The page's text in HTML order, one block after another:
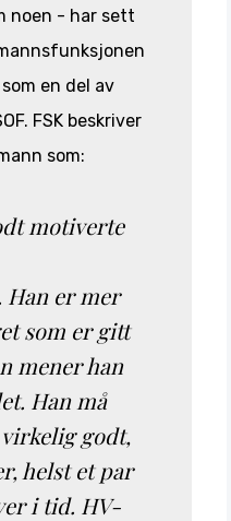
noen - har sett
en del av
FSK beskriver
som:
motiverte
er mer
som er gitt
mener han
Han må
godt,
helst et par
i tid. HV-